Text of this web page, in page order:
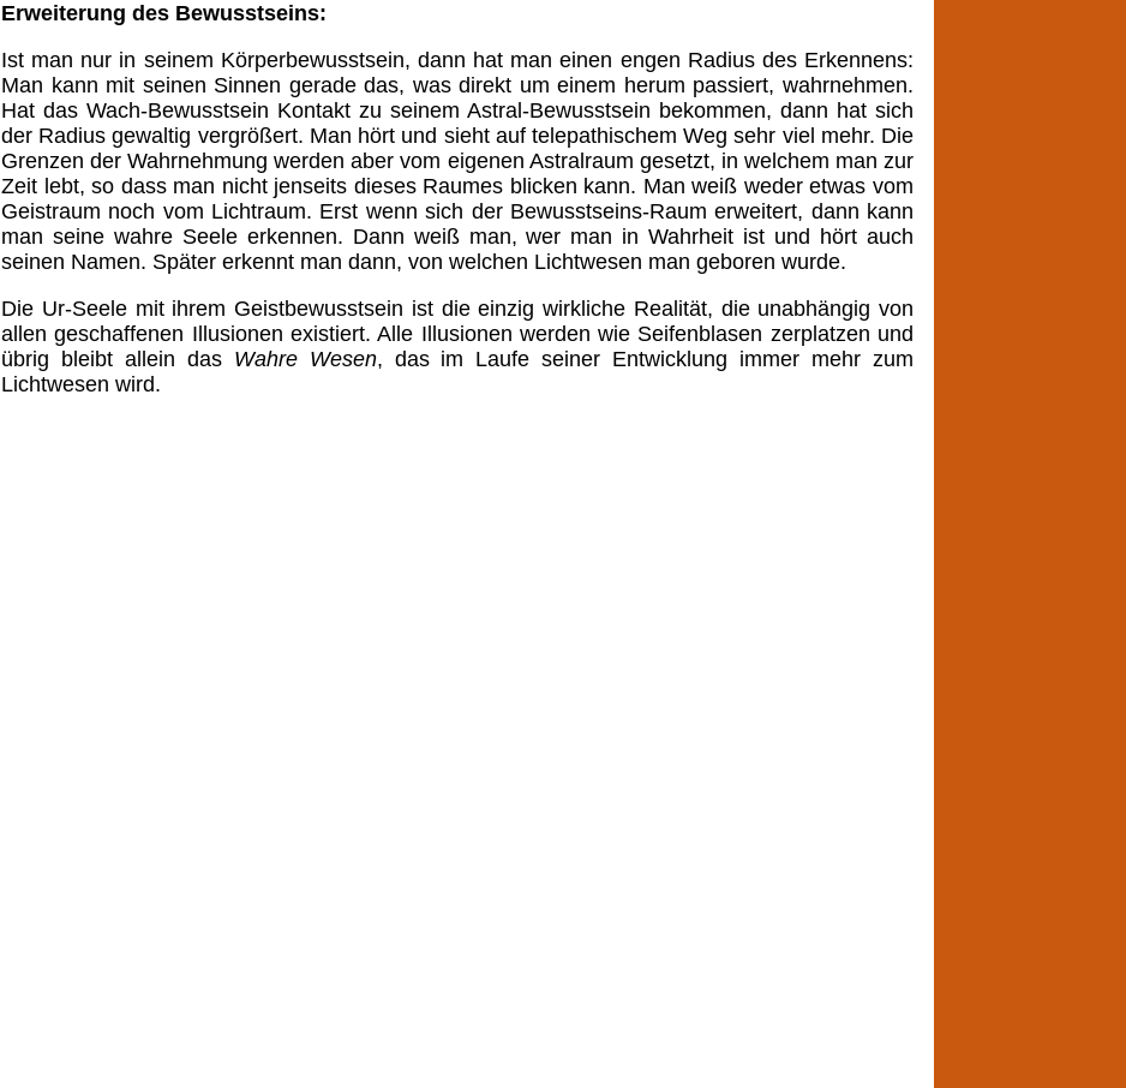
Erweiterung des Bewusstseins:
Ist man nur in seinem Körperbewusstsein, dann hat man einen engen Radius des Erkennens:
Man kann mit seinen Sinnen gerade das, was direkt um einem herum passiert, wahrnehmen.
Hat das Wach-Bewusstsein Kontakt zu seinem Astral-Bewusstsein bekommen, dann hat sich
der Radius gewaltig vergrößert. Man hört und sieht auf telepathischem Weg sehr viel mehr. Die
Grenzen der Wahrnehmung werden aber vom eigenen Astralraum gesetzt, in welchem man zur
Zeit lebt, so dass man nicht jenseits dieses Raumes blicken kann. Man weiß weder etwas vom
Geistraum noch vom Lichtraum. Erst wenn sich der Bewusstseins-Raum erweitert, dann kann
man seine wahre Seele erkennen. Dann weiß man, wer man in Wahrheit ist und hört auch
seinen Namen. Später erkennt man dann, von welchen Lichtwesen man geboren wurde.
Die Ur-Seele mit ihrem Geistbewusstsein ist die einzig wirkliche Realität, die unabhängig von
allen geschaffenen Illusionen existiert. Alle Illusionen werden wie Seifenblasen zerplatzen und
übrig bleibt allein das Wahre Wesen, das im Laufe seiner Entwicklung immer mehr zum
Lichtwesen wird.